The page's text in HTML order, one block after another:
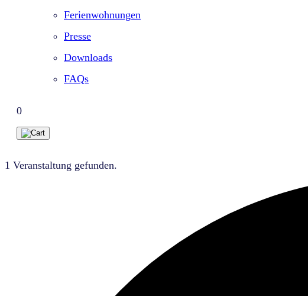
Ferienwohnungen
Presse
Downloads
FAQs
0
1 Veranstaltung gefunden.